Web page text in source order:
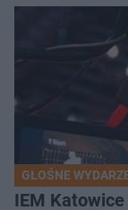
GŁOŚNE
IEM